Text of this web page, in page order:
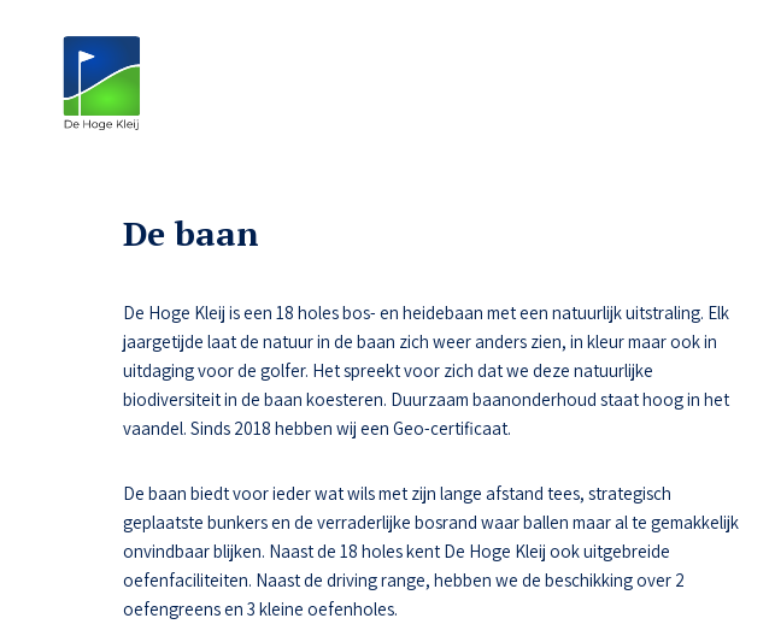
De baan
De Hoge Kleij is een 18 holes bos- en heidebaan met een natuurlijk uitstraling. Elk
jaargetijde laat de natuur in de baan zich weer anders zien, in kleur maar ook in
uitdaging voor de golfer. Het spreekt voor zich dat we deze natuurlijke
biodiversiteit in de baan koesteren. Duurzaam baanonderhoud staat hoog in het
vaandel. Sinds 2018 hebben wij een Geo-certificaat.
De baan biedt voor ieder wat wils met zijn lange afstand tees, strategisch
geplaatste bunkers en de verraderlijke bosrand waar ballen maar al te gemakkelijk
onvindbaar blijken. Naast de 18 holes kent De Hoge Kleij ook uitgebreide
oefenfaciliteiten. Naast de driving range, hebben we de beschikking over 2
oefengreens en 3 kleine oefenholes.